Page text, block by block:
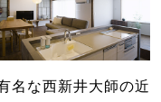
名な西新井大師の近